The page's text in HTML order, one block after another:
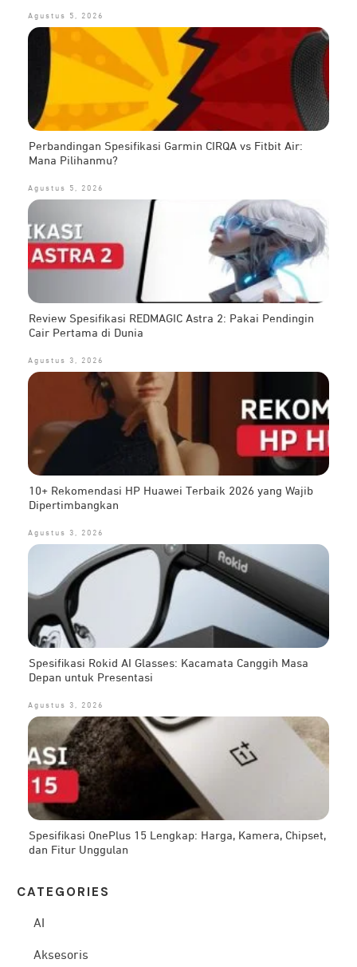
Agustus 5, 2026
Perbandingan Spesifikasi Garmin CIRQA vs Fitbit Air:
Mana Pilihanmu?
Agustus 5, 2026
Review Spesifikasi REDMAGIC Astra 2: Pakai Pendingin
Cair Pertama di Dunia
Agustus 3, 2026
10+ Rekomendasi HP Huawei Terbaik 2026 yang Wajib
Dipertimbangkan
Agustus 3, 2026
Spesifikasi Rokid AI Glasses: Kacamata Canggih Masa
Depan untuk Presentasi
Agustus 3, 2026
Spesifikasi OnePlus 15 Lengkap: Harga, Kamera, Chipset,
dan Fitur Unggulan
CATEG ORIES
AI
Aksesoris